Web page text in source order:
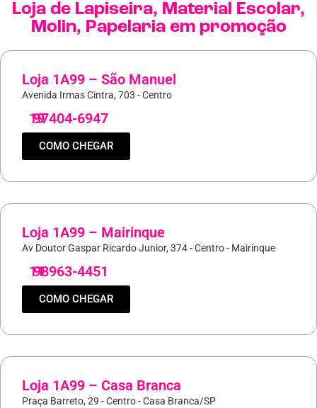
Loja de Lapiseira, Material Escolar,
Molin, Papelariaem promoção
Loja 1A99 – São Manuel
Avenida Irmas Cintra, 703 - Centro
19
97404-6947
COMO CHEGAR
Loja 1A99 – Mairinque
Av Doutor Gaspar Ricardo Junior, 374 - Centro - Mairinque
11
98963-4451
COMO CHEGAR
Loja 1A99 – Casa Branca
Praça Barreto, 29 - Centro - Casa Branca/SP